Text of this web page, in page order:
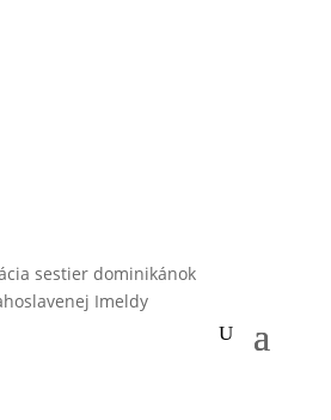
sestier dominikánok
Imeldy